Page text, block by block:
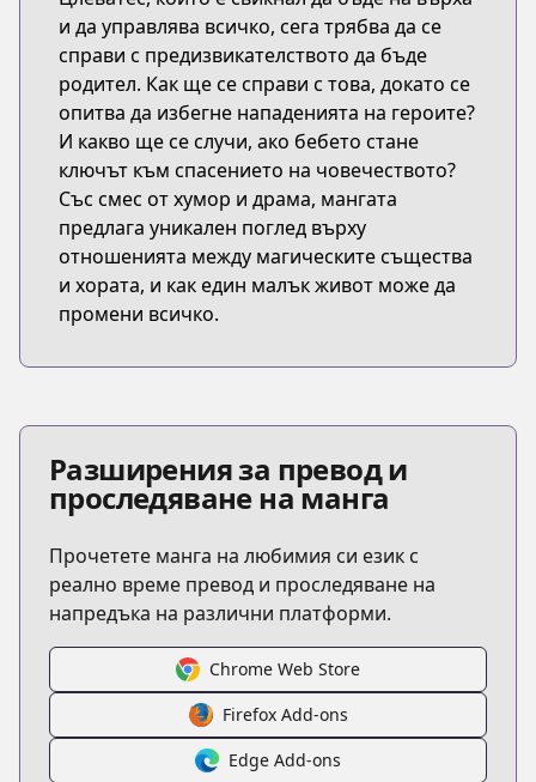
и да управлява всичко, сега трябва да се
справи с предизвикателството да бъде
родител. Как ще се справи с това, докато се
опитва да избегне нападенията на героите?
И какво ще се случи, ако бебето стане
ключът към спасението на човечеството?
Със смес от хумор и драма, мангата
предлага уникален поглед върху
отношенията между магическите същества
и хората, и как един малък живот може да
промени всичко.
Разширения за превод и
проследяване на манга
Прочетете манга на любимия си език с
реално време превод и проследяване на
напредъка на различни платформи.
Chrome Web Store
Firefox Add-ons
Edge Add-ons